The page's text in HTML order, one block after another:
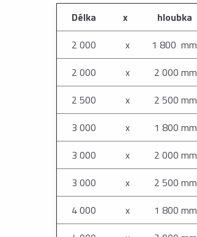
Délka x hloubka
2 000 x 1 800 mm
2 000 x 2 000 mm
2 500 x 2 500 mm
3 000 x 1 800 mm
3 000 x 2 000 mm
3 000 x 2 500 mm
4 000 x 1 800 mm